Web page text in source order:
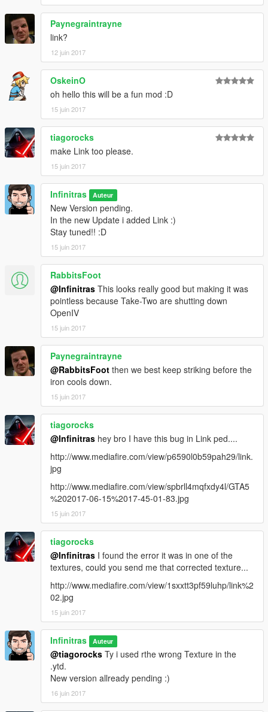
Paynegraintrayne
link?
12 juin 2017
OskeinO
oh hello this will be a fun mod :D
15 juin 2017
tiagorocks
make Link too please.
15 juin 2017
Infinitras Auteur
New Version pending.
In the new Update i added Link :)
Stay tuned!! :D
15 juin 2017
RabbitsFoot
@Infinitras This looks really good but making it was
pointless because Take-Two are shutting down
OpenIV
15 juin 2017
Paynegraintrayne
@RabbitsFoot then we best keep striking before the
iron cools down.
15 juin 2017
tiagorocks
@Infinitras hey bro I have this bug in Link ped....
http://www.mediafire.com/view/p6590l0b59pah29/link.
jpg
http://www.mediafire.com/view/spbrll4mqfxdy4l/GTA5
%202017-06-15%2017-45-01-83.jpg
15 juin 2017
tiagorocks
@Infinitras I found the error it was in one of the
textures, could you send me that corrected texture...
http://www.mediafire.com/view/1sxxtt3pf59luhp/link%2
02.jpg
15 juin 2017
Infinitras Auteur
@tiagorocks Ty i used rthe wrong Texture in the
.ytd.
New version allready pending :)
16 juin 2017